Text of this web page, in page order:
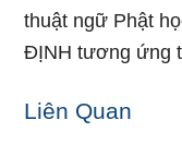
thuật ngữ Phật
ĐỊNH tương ứng
Liên Quan